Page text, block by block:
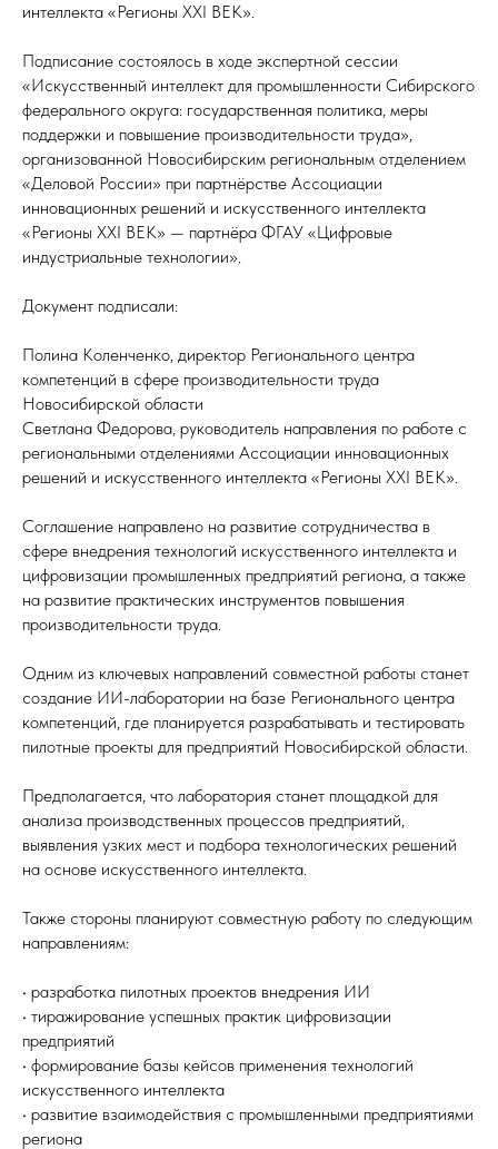
интеллекта «Регионы XXI ВЕК».
Подписание состоялось в ходе экспертной сессии
«Искусственный интеллект для промышленности Сибирского
федерального округа: государственная политика, меры
поддержки и повышение производительности труда»,
организованной Новосибирским региональным отделением
«Деловой России» при партнёрстве Ассоциации
инновационных решений и искусственного интеллекта
«Регионы XXI ВЕК» — партнёра ФГАУ «Цифровые
индустриальные технологии».
Документ подписали:
Полина Коленченко, директор Регионального центра
компетенций в сфере производительности труда
Новосибирской области
Светлана Федорова, руководитель направления по работе с
региональными отделениями Ассоциации инновационных
решений и искусственного интеллекта «Регионы XXI ВЕК».
Соглашение направлено на развитие сотрудничества в
сфере внедрения технологий искусственного интеллекта и
цифровизации промышленных предприятий региона, а также
на развитие практических инструментов повышения
производительности труда.
Одним из ключевых направлений совместной работы станет
создание ИИ-лаборатории на базе Регионального центра
компетенций, где планируется разрабатывать и тестировать
пилотные проекты для предприятий Новосибирской области.
Предполагается, что лаборатория станет площадкой для
анализа производственных процессов предприятий,
выявления узких мест и подбора технологических решений
на основе искусственного интеллекта.
Также стороны планируют совместную работу по следующим
направлениям:
• разработка пилотных проектов внедрения ИИ
• тиражирование успешных практик цифровизации
предприятий
• формирование базы кейсов применения технологий
искусственного интеллекта
• развитие взаимодействия с промышленными предприятиями
региона